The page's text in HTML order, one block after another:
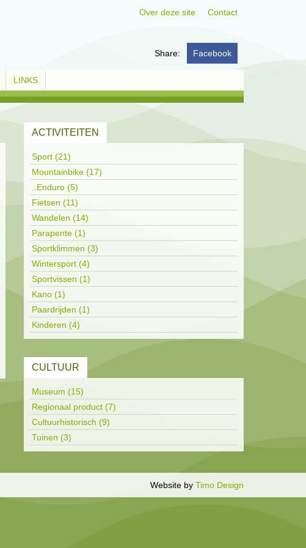
Over deze site Contact
Share: Facebook
LINKS
ACTIVITEITEN
Sport (21)
Mountainbike (17)
..Enduro (5)
Fietsen (11)
Wandelen (14)
Parapente (1)
Sportklimmen (3)
Wintersport (4)
Sportvissen (1)
Kano (1)
Paardrijden (1)
Kinderen (4)
CULTUUR
Museum (15)
Regionaal product (7)
Cultuurhistorisch (9)
Tuinen (3)
Website by Timo Design